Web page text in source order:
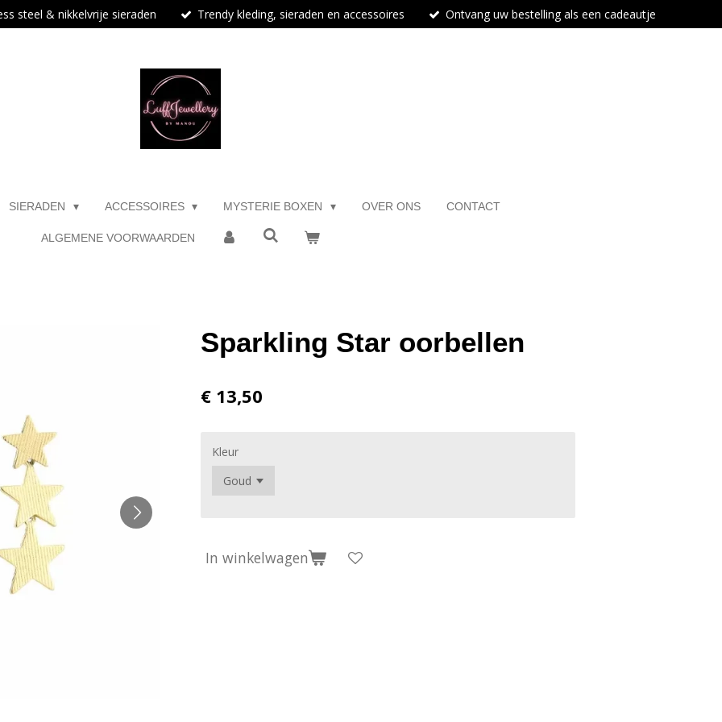
steel & nikkelvrije sieraden Trendy kleding, sieraden en accessoires Ontvang uw bestelling als een cadeautje
SIERADEN ACCESSOIRES MYSTERIE BOXEN OVER ONS CONTACT
ALGEMENE VOORWAARDEN
Sparkling Star oorbellen
€ 13,50
Kleur
In winkelwagen